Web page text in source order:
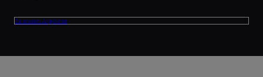
Zu unseren Angeboten